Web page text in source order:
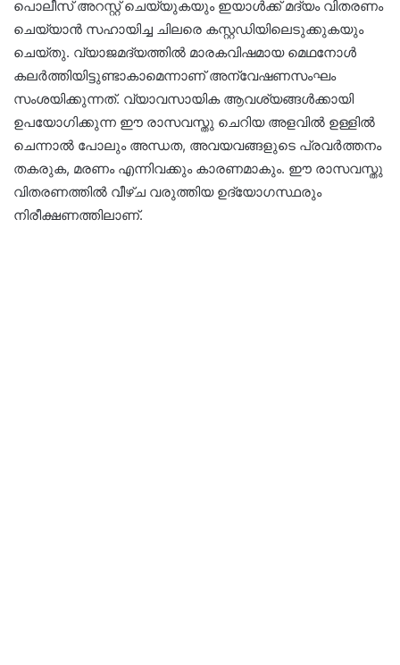
പൊലീസ് അറസ്റ്റ് ചെയ്യുകയും ഇയാൾക്ക് മദ്യം വിതരണം
ചെയ്യാൻ സഹായിച്ച ചിലരെ കസ്റ്റഡിയിലെടുക്കുകയും
ചെയ്തു. വ്യാജമദ്യത്തിൽ മാരകവിഷമായ മെഥനോൾ
കലർത്തിയിട്ടുണ്ടാകാമെന്നാണ് അന്വേഷണസംഘം
സംശയിക്കുന്നത്. വ്യാവസായിക ആവശ്യങ്ങൾക്കായി
ഉപയോഗിക്കുന്ന ഈ രാസവസ്തു ചെറിയ അളവിൽ ഉള്ളിൽ
ചെന്നാൽ പോലും അന്ധത, അവയവങ്ങളുടെ പ്രവർത്തനം
തകരുക, മരണം എന്നിവക്കും കാരണമാകും. ഈ രാസവസ്തു
വിതരണത്തിൽ വീഴ്ച വരുത്തിയ ഉദ്യോഗസ്ഥരും
നിരീക്ഷണത്തിലാണ്.